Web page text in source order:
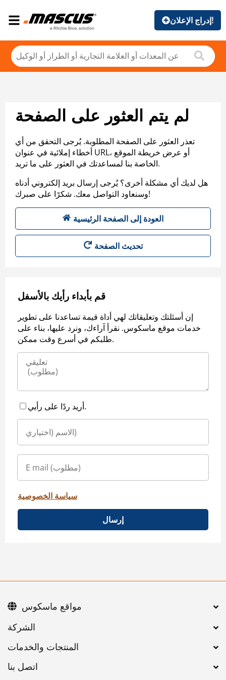
إدراج الإعلان!
لم يتم العثور على الصفحة
تعذر العثور على الصفحة المطلوبة. يُرجى التحقق من أي
أخطاء إملائية في عنوان URL، أو عرض خريطة الموقع
الخاصة بنا لمساعدتك في العثور على ما تريد.
هل لديك أي مشكلة أخرى؟ يُرجى إرسال بريد إلكتروني أدناه
وسنعاود التواصل معك. شكرًا على صبرك!
العودة إلى الصفحة الرئيسية
تحديث الصفحة
قم بأبداء رأيك بالأسفل
إن أسئلتك وتعليقاتك لهي أداة قيمة تساعدنا على تطوير
خدمات موقع ماسكوس. نقرأ آراءك، ونرد عليها، بناء على
طلبكم في أسرع وقت ممكن.
أريد ردًا على رأيي.
سياسة الخصوصية
إرسال
اتصل بنا
مواقع ماسكوس